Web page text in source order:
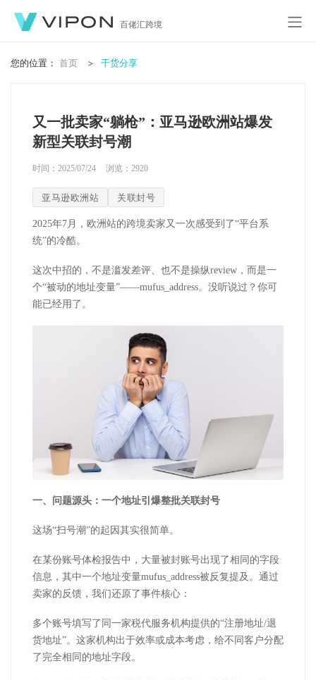
百佬汇跨境
您的位置： 首页 干货分享
又一批卖家“躺枪”：亚马逊欧洲站爆发
新型关联封号潮
时间：2025/07/24 浏览： 2920
亚马逊欧洲站 关联封号
2025年7月，欧洲站的跨境卖家又一次感受到了“平台系
统”的冷酷。
这次中招的，不是滥发差评、也不是操纵review ，而是一
个“被动的地址变量”——mufus_address。没听说过？你可
能已经用了。
一、问题源头：一个地址引爆整批关联封号
这场“扫号潮”的起因其实很简单。
在某份账号体检报告中，大量被封账号出现了相同的字段
信息，其中一个地址变量mufus_address被反复提及。通过
卖家的反馈，我们还原了事件核心：
多个账号填写了同一家税代服务机构提供的“注册地址/退
货地址”。这家机构出于效率或成本考虑，给不同客户分配
了完全相同的地址字段。